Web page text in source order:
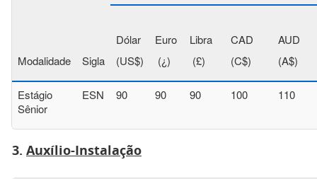
Modalidade Sigla
Dólar
(US$)
Euro
(¿)
Libra
(£)
CAD
(C$)
AUD
(A$)
Estágio
Sênior
ESN 90 90 90 100 110
3. Auxílio-Instalação